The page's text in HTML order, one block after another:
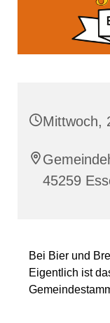
Mittwoch,
45259
Bei Bier und
Eigentlich ist